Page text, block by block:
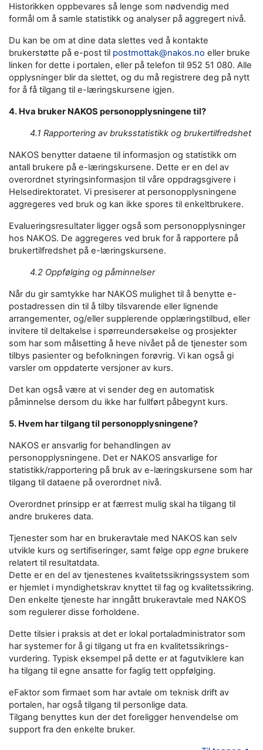
Historikken oppbevares så lenge som nødvendig med
formål om å samle statistikk og analyser på aggregert nivå.
Du kan be om at dine data slettes ved å kontakte
brukerstøtte på e-post til postmottak@nakos.no eller bruke
linken for dette i portalen, eller på telefon til 952 51 080. Alle
opplysninger blir da slettet, og du må registrere deg på nytt
for å få tilgang til e-læringskursene igjen.
4. Hva bruker NAKOS personopplysningene til?
4.1 Rapportering av bruksstatistikk og brukertilfredshet
NAKOS benytter dataene til informasjon og statistikk om
antall brukere på e-læringskursene. Dette er en del av
overordnet styringsinformasjon til våre oppdragsgivere i
Helsedirektoratet. Vi presiserer at personopplysningene
aggregeres ved bruk og kan ikke spores til enkeltbrukere.
Evalueringsresultater ligger også som personopplysninger
hos NAKOS. De aggregeres ved bruk for å rapportere på
brukertilfredshet på e-læringskursene.
4.2 Oppfølging og påminnelser
Når du gir samtykke har NAKOS mulighet til å benytte e-
postadressen din til å tilby tilsvarende eller lignende
arrangementer, og/eller supplerende opplæringstilbud, eller
invitere til deltakelse i spørreundersøkelse og prosjekter
som har som målsetting å heve nivået på de tjenester som
tilbys pasienter og befolkningen forøvrig. Vi kan også gi
varsler om oppdaterte versjoner av kurs.
Det kan også være at vi sender deg en automatisk
påminnelse dersom du ikke har fullført påbegynt kurs.
5. Hvem har tilgang til personopplysningene?
NAKOS er ansvarlig for behandlingen av
personopplysningene. Det er NAKOS ansvarlige for
statistikk/rapportering på bruk av e-læringskursene som har
tilgang til dataene på overordnet nivå.
Overordnet prinsipp er at færrest mulig skal ha tilgang til
andre brukeres data.
Tjenester som har en brukeravtale med NAKOS kan selv
utvikle kurs og sertifiseringer, samt følge opp egne brukere
relatert til resultatdata.
Dette er en del av tjenestenes kvalitetssikringssystem som
er hjemlet i myndighetskrav knyttet til fag og kvalitetssikring.
Den enkelte tjeneste har inngått brukeravtale med NAKOS
som regulerer disse forholdene.
Dette tilsier i praksis at det er lokal portaladministrator som
har systemer for å gi tilgang ut fra en kvalitetssikrings-
vurdering. Typisk eksempel på dette er at fagutviklere kan
ha tilgang til egne ansatte for faglig tett oppfølging.
eFaktor som firmaet som har avtale om teknisk drift av
portalen, har også tilgang til personlige data.
Tilgang benyttes kun der det foreligger henvendelse om
support fra den enkelte bruker.